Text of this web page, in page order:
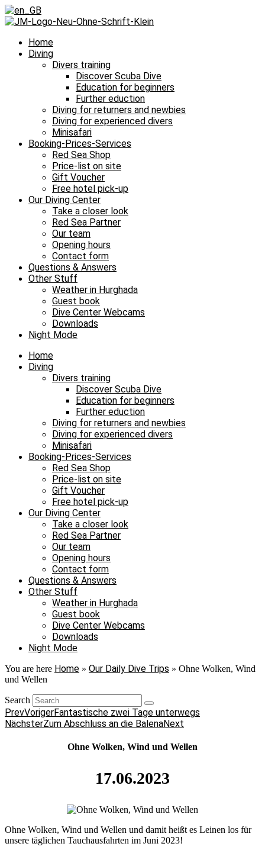
Home
Diving
Divers training
Discover Scuba Dive
Education for beginners
Further eduction
Diving for returners and newbies
Diving for experienced divers
Minisafari
Booking-Prices-Services
Red Sea Shop
Price-list on site
Gift Voucher
Free hotel pick-up
Our Diving Center
Take a closer look
Red Sea Partner
Our team
Opening hours
Contact form
Questions & Answers
Other Stuff
Weather in Hurghada
Guest book
Dive Center Webcams
Downloads
Night Mode
Home
Diving
Divers training
Discover Scuba Dive
Education for beginners
Further eduction
Diving for returners and newbies
Diving for experienced divers
Minisafari
Booking-Prices-Services
Red Sea Shop
Price-list on site
Gift Voucher
Free hotel pick-up
Our Diving Center
Take a closer look
Red Sea Partner
Our team
Opening hours
Contact form
Questions & Answers
Other Stuff
Weather in Hurghada
Guest book
Dive Center Webcams
Downloads
Night Mode
You are here Home » Our Daily Dive Trips » Ohne Wolken, Wind
und Wellen
Search
PrevVorigerFantastische zwei Tage unterwegs
NächsterZum Abschluss an die BalenaNext
Ohne Wolken, Wind und Wellen
17.06.2023
Ohne Wolken, Wind und Wellen und damit heißt es Leinen los für
unsere täglichen Tauchausfahrten im Juni 2023!